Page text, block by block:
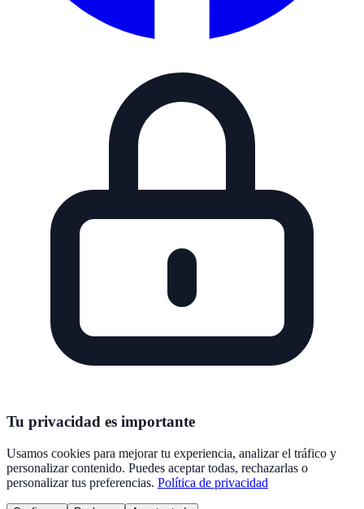
Tu privacidad es importante
Usamos cookies para mejorar tu experiencia, analizar el tráfico y
personalizar contenido. Puedes aceptar todas, rechazarlas o
personalizar tus preferencias. Política de privacidad